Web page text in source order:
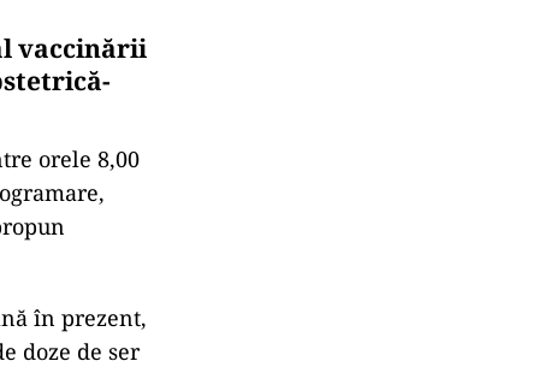
vaccinării
orele 8,00
în prezent,
doze de ser